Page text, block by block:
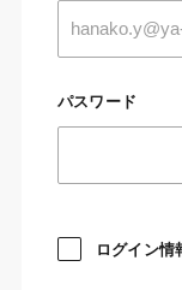
パスワード
ログイン情